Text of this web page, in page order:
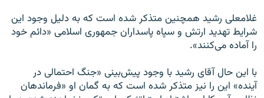
غلامعلی رشید همچنین متذکر شده است که به دلیل وجود این
شرایط تهدید ارتش و سپاه پاسداران جمهوری اسلامی «دائم خود
را آماده می‌کنند».
با این حال آقای رشید با وجود پیش‌بینی «جنگ احتمالی در
آینده» این را نیز متذکر شده است که به گمان او «فرماندهان